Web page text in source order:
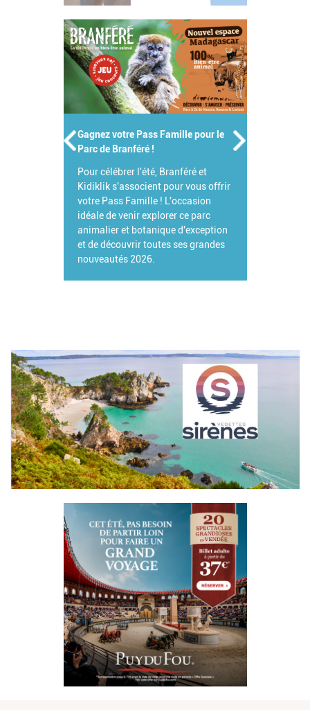
Gagnez votre Pass Famille pour le
Parc de Branféré !
Pour célébrer l'été, Branféré et
Kidiklik s'associent pour vous offrir
votre Pass Famille ! L'occasion
idéale de venir explorer ce parc
animalier et botanique d'exception
et de découvrir toutes ses grandes
nouveautés 2026.